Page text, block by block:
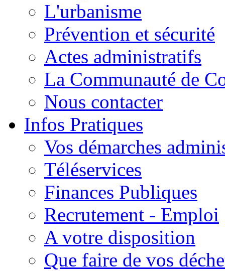
L'urbanisme
Prévention et sécurité
Actes administratifs
La Communauté de
Nous contacter
Infos Pratiques
Vos démarches
Téléservices
Finances Publiques
Recrutement - Emploi
A votre disposition
Que faire de vos